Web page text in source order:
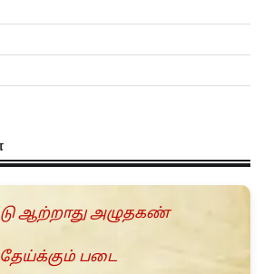
ஆற்றாது அழுதகண்
படை